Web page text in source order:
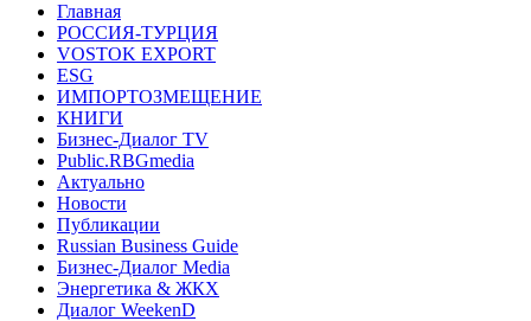
Главная
РОССИЯ-ТУРЦИЯ
VOSTOK EXPORT
ESG
ИМПОРТОЗМЕЩЕНИЕ
КНИГИ
Бизнес-Диалог TV
Public.RBGmedia
Актуально
Новости
Публикации
Russian Business Guide
Бизнес-Диалог Media
Энергетика & ЖКХ
Диалог WeekenD